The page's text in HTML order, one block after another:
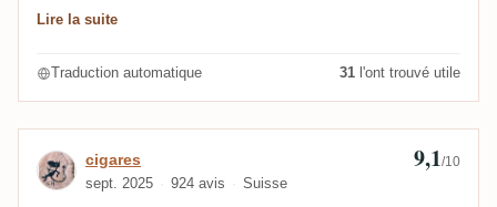
début, mais je devrais encore une fois boire de l'eau.
dran gewöhnt hat, ist der Alkohol nicht mehr so
Eiche. Hmm, je n'ai pas perdu la main et si j'ai
toujours eu des problèmes avec l'Agricole, je trouve
Lire la suite
Traduction automatique 31 l'ont trouvé utile
Avis de cigares
cigares
sept. 2025 924 avis Suisse
9,1/10